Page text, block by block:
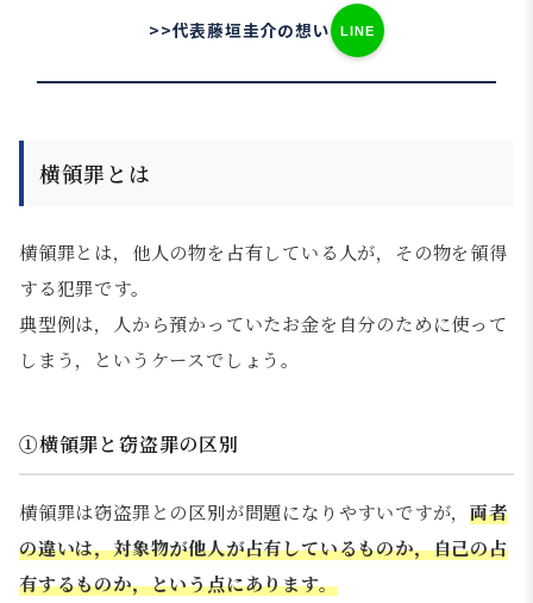
>>代表藤垣圭介の想い LINE
横領罪とは
横領罪とは，他人の物を占有している人が，その物を領得
する犯罪です。
典型例は，人から預かっていたお金を自分のために使って
しまう，というケースでしょう。
①横領罪と窃盗罪の区別
横領罪は窃盗罪との区別が問題になりやすいですが，両者
の違いは，対象物が他人が占有しているものか，自己の占
有するものか，という点にあります。